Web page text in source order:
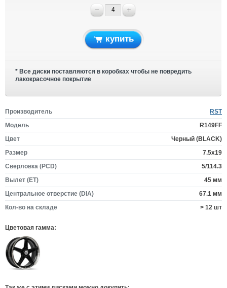
купить
* Все диски поставляются в коробках чтобы не повредить
лакокрасочное покрытие
Производитель
RST
Модель
R149FF
Цвет
Черный (BLACK)
Размер
7.5x19
Сверловка (PCD)
5/114.3
Вылет (ET)
45 мм
Центральное отверстие (DIA)
67.1 мм
Кол-во на складе
> 12 шт
Цветовая гамма: